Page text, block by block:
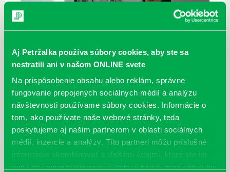
Aj Petržalka používa súbory cookies, aby ste sa
nestratili ani v našom ONLINE svete
Na prispôsobenie obsahu alebo reklám, správne
fungovanie prepojených sociálnych médií a analýzu
návštevnosti používame súbory cookies. Informácie o
tom, ako používate naše webové stránky, teda
poskytujeme aj našim partnerom v oblasti sociálnych
médií, inzercie a analýzy. Títo partneri môžu príslušné
informácie skombinovať s ďalšími údajmi, ktoré ste im
poskytli, alebo ktoré od vás získali, keď ste používali ich